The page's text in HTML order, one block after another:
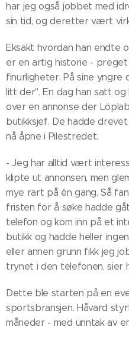
har jeg også jobbet med
sin tid, og deretter vært
Eksakt hvordan han endte
er en artig historie -
finurligheter. På sine
litt der". En dag han satt
over en annonse der
butikksjef. De hadde
nå åpne i Pilestredet.
- Jeg har alltid vært
klipte ut annonsen, men
mye rart på én gang. Så
fristen for å søke hadde
telefon og kom inn på et
butikk og hadde heller
eller annen grunn fikk jeg
trynet i den telefonen, sier
Dette ble starten på en
sportsbransjen. Håvard
måneder - med unntak av